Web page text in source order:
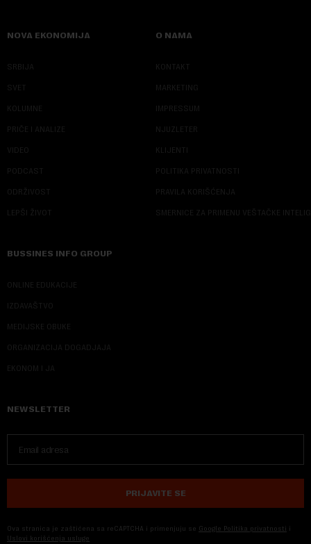
NOVA EKONOMIJA
SRBIJA
SVET
KOLUMNE
PRIČE I ANALIZE
VIDEO
PODCAST
ODRŽIVOST
LEPŠI ŽIVOT
O NAMA
KONTAKT
MARKETING
IMPRESSUM
NJUZLETER
KLIJENTI
POLITIKA PRIVATNOSTI
PRAVILA KORIŠĆENJA
SMERNICE ZA PRIMENU VEŠTAČKE
BUSSINES INFO GROUP
ONLINE EDUKACIJE
IZDAVAŠTVO
MEDIJSKE OBUKE
ORGANIZACIJA DOGADJAJA
EKONOM I JA
NEWSLETTER
PRIJAVITE SE
Ova stranica je zaštićena sa reCAPTCHA i primenjuju se Google Politika privatnosti i
Uslovi korišćenja usluge